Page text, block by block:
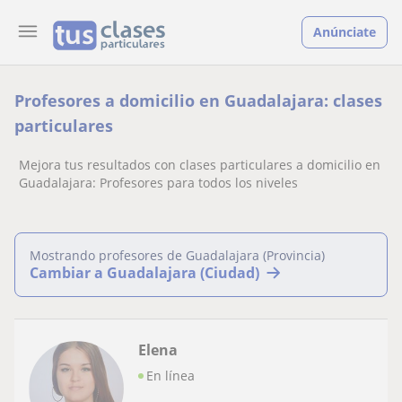
Anúnciate
Profesores a domicilio en Guadalajara: clases
particulares
Mejora tus resultados con clases particulares a domicilio en
Guadalajara: Profesores para todos los niveles
Mostrando profesores de Guadalajara (Provincia)
Cambiar a Guadalajara (Ciudad)
Elena
En línea